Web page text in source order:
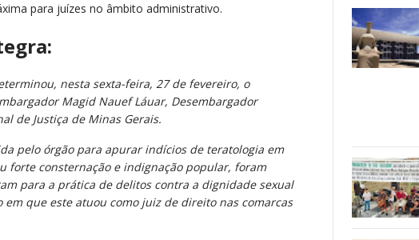
para juízes no âmbito administrativo.
nesta sexta-feira, 27 de fevereiro, o
Magid Nauef Láuar, Desembargador
de Justiça de Minas Gerais.
pelo órgão para apurar indícios de teratologia em
forte consternação e indignação popular, foram
para a prática de delitos contra a dignidade sexual
que este atuou como juiz de direito nas comarcas